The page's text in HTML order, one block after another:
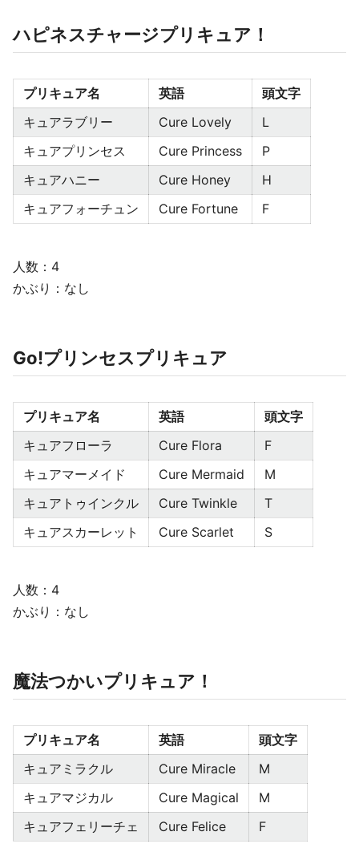
ハピネスチャージプリキュア！
プリキュア名 英語
頭文字
キュアラブリー
Cure Lovely
L
キュアプリンセス
Cure Princess
P
キュアハニー
Cure Honey
H
キュアフォーチュン
Cure Fortune F
人数：4
かぶり：なし
Go!プリンセスプリキュア
プリキュア名 英語
頭文字
キュアフローラ
Cure Flora
F
キュアマーメイド
Cure Mermaid
M
キュアトゥインクル
Cure Twinkle
T
キュアスカーレット
Cure Scarlet S
人数：4
かぶり：なし
魔法つかいプリキュア！
プリキュア名 英語
頭文字
キュアミラクル
Cure Miracle
M
キュアマジカル
Cure Magical
M
キュアフェリーチェ
Cure Felice F